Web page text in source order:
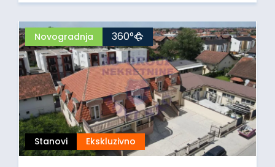
Stanovi Ekskluzivno
Novogradnja 360°